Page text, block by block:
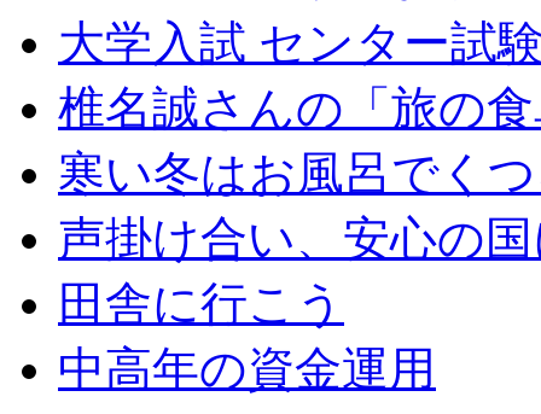
大学入試 センター試
椎名誠さんの「旅の
寒い冬はお風呂でく
声掛け合い、安心の
田舎に行こう
中高年の資金運用